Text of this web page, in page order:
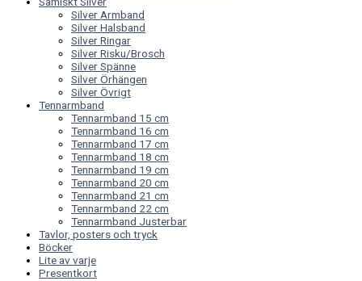
Silver Armband
Silver Halsband
Silver Ringar
Silver Risku/Brosch
Silver Spänne
Silver Örhängen
Silver Övrigt
Tennarmband
Tennarmband 15 cm
Tennarmband 16 cm
Tennarmband 17 cm
Tennarmband 18 cm
Tennarmband 19 cm
Tennarmband 20 cm
Tennarmband 21 cm
Tennarmband 22 cm
Tennarmband Justerbar
Tavlor, posters och tryck
Böcker
Lite av varje
Presentkort